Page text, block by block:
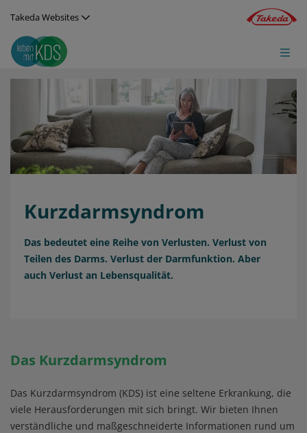
Takeda Websites
Kurzdarmsyndrom
Das bedeutet eine Reihe von Verlusten. Verlust von
Teilen des Darms. Verlust der Darmfunktion. Aber
auch Verlust an Lebensqualität.
Das Kurzdarmsyndrom
Das Kurzdarmsyndrom (KDS) ist eine seltene Erkrankung, die
viele Herausforderungen mit sich bringt. Wir bieten Ihnen
verständliche und maßgeschneiderte Informationen rund um